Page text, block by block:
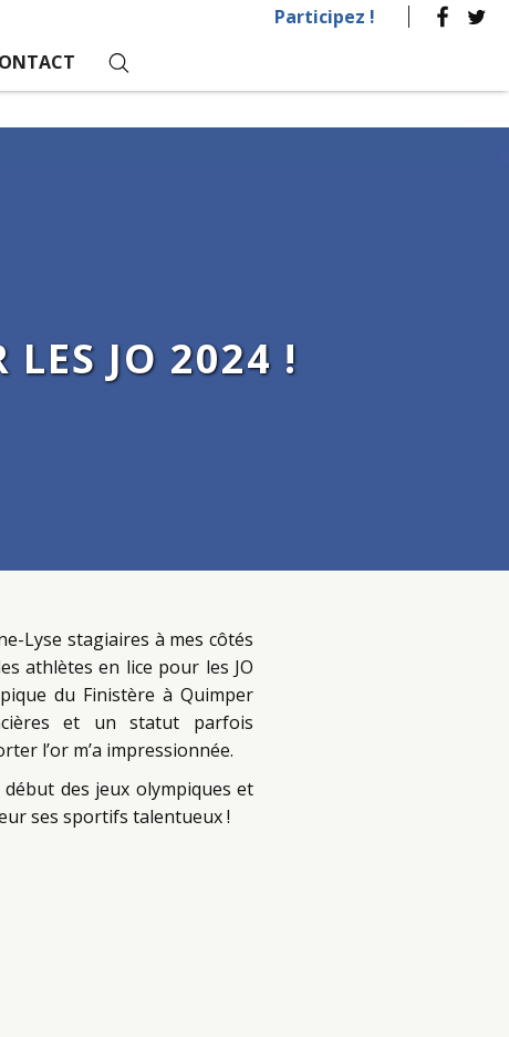
Participez !
LES JO 2024 !
Lyse stagiaires à mes côtés
athlètes en lice pour les JO
du Finistère à Quimper
et un statut parfois
l’or m’a impressionnée.
des jeux olympiques et
ses sportifs talentueux !